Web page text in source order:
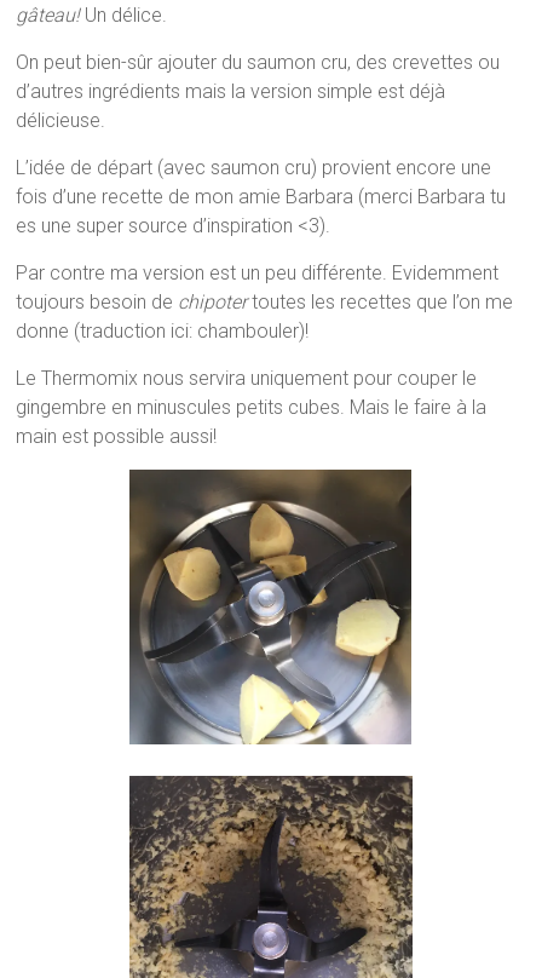
gâteau!Un délice.
On peut bien-sûr ajouter du saumon cru, des crevettes ou
d’autres ingrédients mais la version simple est déjà
délicieuse.
L’idée de départ (avec saumon cru) provient encore une
fois d’une recette de mon amie Barbara (merci Barbara tu
es une super source d’inspiration <3).
Par contre ma version est un peu différente. Evidemment
toujours besoin de chipotertoutes les recettes que l’on me
donne (traduction ici: chambouler)!
Le Thermomix nous servira uniquement pour couper le
gingembre en minuscules petits cubes. Mais le faire à la
main est possible aussi!